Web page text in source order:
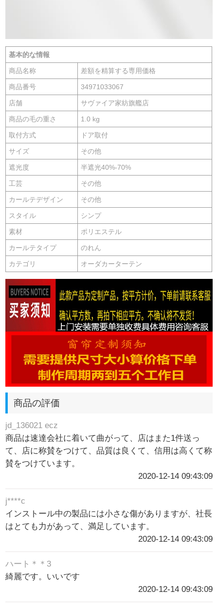
基本的な情報
商品名称 差額を精算する専用価格
商品番号 34971033067
店舗 サヴァイア家紡旗艦店
商品の毛の重さ 1.0 kg
取付方式 ドア取付
サイズ その他
遮光度 半遮光40%-70%
工芸 その他
カールテデザイン その他
スタイル シンプ
素材 ポリエステル
カールテタイプ のれん
カテゴリ オーダカーターテン
商品の評価
jd_136021 ecz
商品は速達会社に着いて曲がって、店はまた1件送っ
て、店に称賛をつけて、品質は良くて、信用は高くて称
賛をつけています。
2020-12-14 09:43:09
j****c
インストール中の製品には小さな傷がありますが、社長
はとても力があって、満足しています。
2020-12-14 09:43:09
ハート＊＊3
綺麗です。いいです
2020-12-14 09:43:09